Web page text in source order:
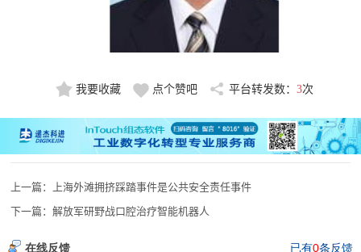
我要收藏 点个赞吧 平台转发数： 3次
上一篇：
上海外滩拥挤踩踏事件是公共安全责任事件
下一篇：解放军研野战口腔治疗智能机器人